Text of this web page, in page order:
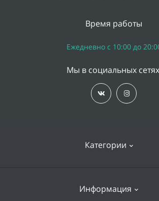
Категории
Информация
Время работы
Ежедневно с 10:00 до
Мы в социальных